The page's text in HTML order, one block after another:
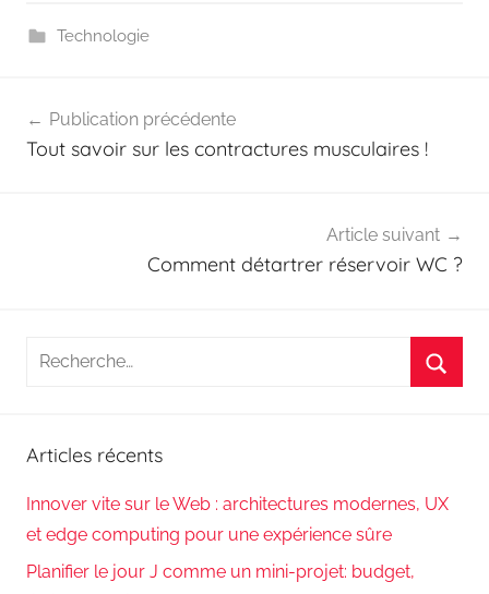
Technologie
de
Publication précédente
Tout savoir sur les contractures musculaires !
Article suivant
Comment détartrer réservoir WC ?
Recherche
Articles récents
Innover vite sur le Web : architectures modernes, UX
et edge computing pour une expérience sûre
Planifier le jour J comme un mini-projet: budget,